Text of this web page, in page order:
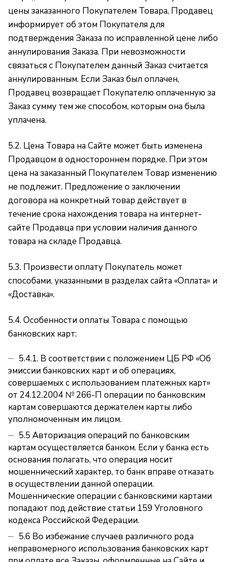
цены заказанного Покупателем Товара, Продавец
информирует об этом Покупателя для
подтверждения Заказа по исправленной цене либо
аннулирования Заказа. При невозможности
связаться с Покупателем данный Заказ считается
аннулированным. Если Заказ был оплачен,
Продавец возвращает Покупателю оплаченную за
Заказ сумму тем же способом, которым она была
уплачена.
5.2. Цена Товара на Сайте может быть изменена
Продавцом в одностороннем порядке. При этом
цена на заказанный Покупателем Товар изменению
не подлежит. Предложение о заключении
договора на конкретный товар действует в
течение срока нахождения товара на интернет-
сайте Продавца при условии наличия данного
товара на складе Продавца.
5.3. Произвести оплату Покупатель может
способами, указанными в разделах сайта «Оплата» и
«Доставка».
5.4. Особенности оплаты Товара с помощью
банковских карт:
5.4.1. В соответствии с положением ЦБ РФ «Об
эмиссии банковских карт и об операциях,
совершаемых с использованием платежных карт»
от 24.12.2004 № 266-П операции по банковским
картам совершаются держателем карты либо
уполномоченным им лицом.
5.5 Авторизация операций по банковским
картам осуществляется банком. Если у банка есть
основания полагать, что операция носит
мошеннический характер, то банк вправе отказать
в осуществлении данной операции.
Мошеннические операции с банковскими картами
попадают под действие статьи 159 Уголовного
кодекса Российской Федерации.
5.6 Во избежание случаев различного рода
неправомерного использования банковских карт